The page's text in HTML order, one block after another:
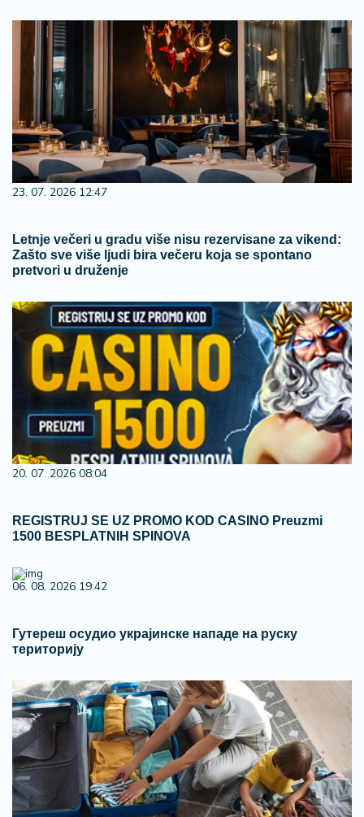
23. 07. 2026 12:47
Letnje večeri u gradu više nisu rezervisane za vikend:
Zašto sve više ljudi bira večeru koja se spontano
pretvori u druženje
20. 07. 2026 08:04
REGISTRUJ SE UZ PROMO KOD CASINO Preuzmi
1500 BESPLATNIH SPINOVA
06. 08. 2026 19:42
Гутереш осудио украјинске нападе на руску
територију